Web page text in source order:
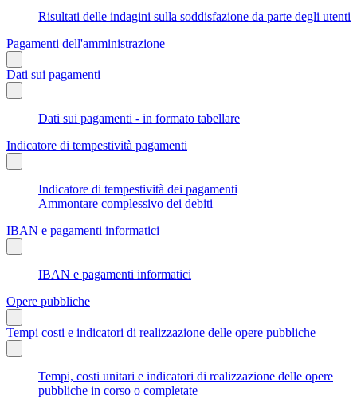
Risultati delle indagini sulla soddisfazione da parte degli utenti
Pagamenti dell'amministrazione
Dati sui pagamenti
Dati sui pagamenti - in formato tabellare
Indicatore di tempestività pagamenti
Indicatore di tempestività dei pagamenti
Ammontare complessivo dei debiti
IBAN e pagamenti informatici
IBAN e pagamenti informatici
Opere pubbliche
Tempi costi e indicatori di realizzazione delle opere pubbliche
Tempi, costi unitari e indicatori di realizzazione delle opere
pubbliche in corso o completate